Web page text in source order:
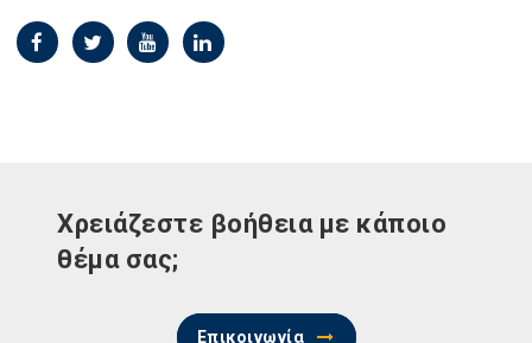
Χρειάζεστε βοήθεια με κάποιο
θέμα σας;
Επικοινωνία